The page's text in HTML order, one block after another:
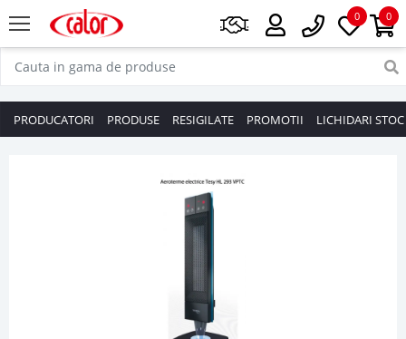
0
0
PRODUCATORI PRODUSE RESIGILATE PROMOTII LICHIDARI STOC